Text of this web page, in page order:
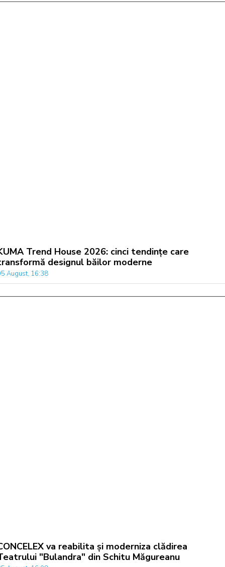
Trend House 2026: cinci tendințe care
designul băilor moderne
August, 16:38
va reabilita și moderniza clădirea
"Bulandra" din Schitu Măgureanu